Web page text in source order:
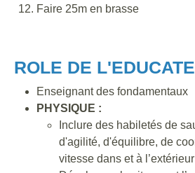
Faire 25m en brasse
ROLE DE
Enseignant des fondamentaux
PHYSIQUE :
Inclure des habiletés de
d'agilité, d'équilibre, de
vitesse dans et à